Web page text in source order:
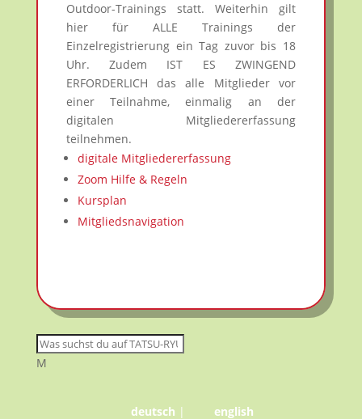
Outdoor-Trainings statt. Weiterhin gilt
hier für ALLE Trainings der
Einzelregistrierung ein Tag zuvor bis 18
Uhr. Zudem IST ES ZWINGEND
ERFORDERLICH das alle Mitglieder vor
einer Teilnahme, einmalig an der
digitalen Mitgliedererfassung
teilnehmen.
digitale Mitgliedererfassung
Zoom Hilfe & Regeln
Kursplan
Mitgliedsnavigation
M
deutsch | english